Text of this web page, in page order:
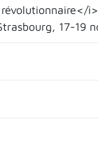
17-19